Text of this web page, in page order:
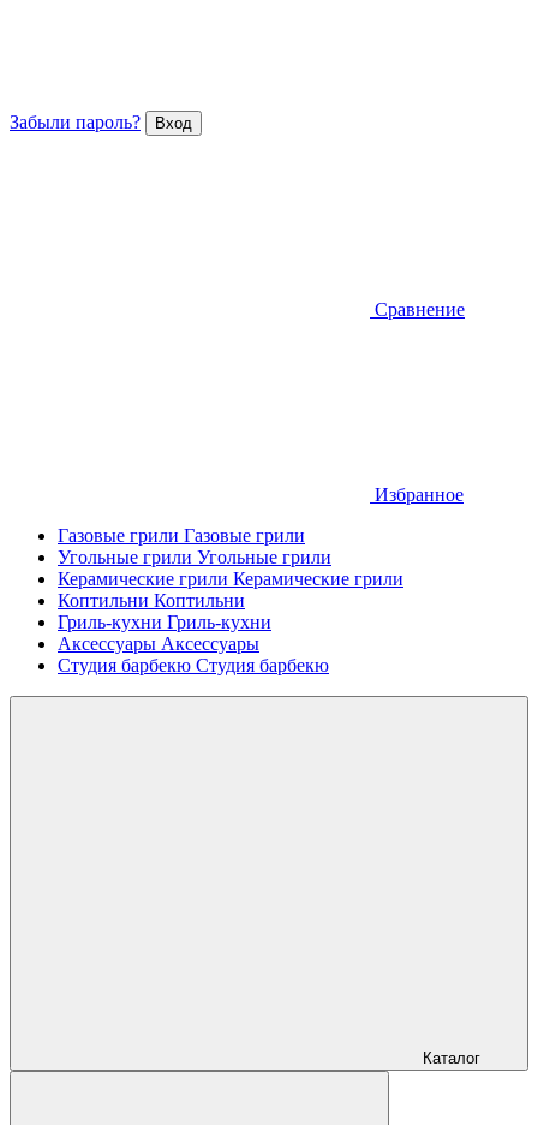
Забыли пароль?
Сравнение
Избранное
Газовые грили Газовые грили
Угольные грили Угольные грили
Керамические грили Керамические грили
Коптильни Коптильни
Гриль-кухни Гриль-кухни
Аксессуары Аксессуары
Студия барбекю Студия барбекю
Каталог